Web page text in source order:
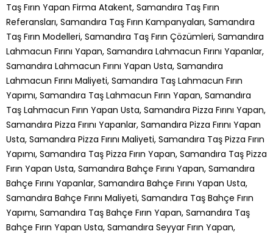
Taş Fırın Yapan Firma Atakent, Samandıra Taş Fırın
Referansları, Samandıra Taş Fırın Kampanyaları, Samandıra
Taş Fırın Modelleri, Samandıra Taş Fırın Çözümleri, Samandıra
Lahmacun Fırını Yapan, Samandıra Lahmacun Fırını Yapanlar,
Samandıra Lahmacun Fırını Yapan Usta, Samandıra
Lahmacun Fırını Maliyeti, Samandıra Taş Lahmacun Fırın
Yapımı, Samandıra Taş Lahmacun Fırın Yapan, Samandıra
Taş Lahmacun Fırın Yapan Usta, Samandıra Pizza Fırını Yapan,
Samandıra Pizza Fırını Yapanlar, Samandıra Pizza Fırını Yapan
Usta, Samandıra Pizza Fırını Maliyeti, Samandıra Taş Pizza Fırın
Yapımı, Samandıra Taş Pizza Fırın Yapan, Samandıra Taş Pizza
Fırın Yapan Usta, Samandıra Bahçe Fırını Yapan, Samandıra
Bahçe Fırını Yapanlar, Samandıra Bahçe Fırını Yapan Usta,
Samandıra Bahçe Fırını Maliyeti, Samandıra Taş Bahçe Fırın
Yapımı, Samandıra Taş Bahçe Fırın Yapan, Samandıra Taş
Bahçe Fırın Yapan Usta, Samandıra Seyyar Fırın Yapan,